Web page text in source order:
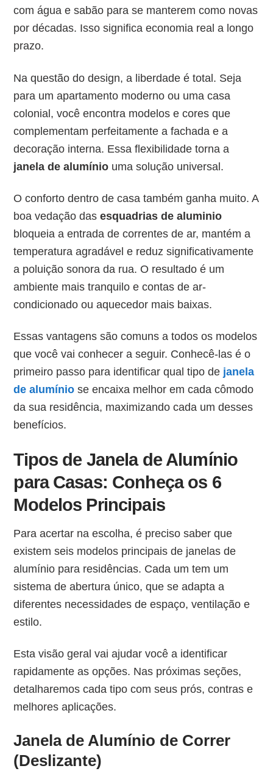
com água e sabão para se manterem como novas
por décadas. Isso significa economia real a longo
prazo.
Na questão do design, a liberdade é total. Seja
para um apartamento moderno ou uma casa
colonial, você encontra modelos e cores que
complementam perfeitamente a fachada e a
decoração interna. Essa flexibilidade torna a
janela de alumínio uma solução universal.
O conforto dentro de casa também ganha muito. A
boa vedação dasesquadrias de aluminio
bloqueia a entrada de correntes de ar, mantém a
temperatura agradável e reduz significativamente
a poluição sonora da rua. O resultado é um
ambiente mais tranquilo e contas de ar-
condicionado ou aquecedor mais baixas.
Essas vantagens são comuns a todos os modelos
que você vai conhecer a seguir. Conhecê-las é o
primeiro passo para identificar qual tipo de janela
de alumínio se encaixa melhor em cada cômodo
da sua residência, maximizando cada um desses
benefícios.
Tipos de Janela de Alumínio
para Casas: Conheça os 6
Modelos Principais
Para acertar na escolha, é preciso saber que
existem seis modelos principais de janelas de
alumínio para residências. Cada um tem um
sistema de abertura único, que se adapta a
diferentes necessidades de espaço, ventilação e
estilo.
Esta visão geral vai ajudar você a identificar
rapidamente as opções. Nas próximas seções,
detalharemos cada tipo com seus prós, contras e
melhores aplicações.
Janela de Alumínio de Correr
(Deslizante)